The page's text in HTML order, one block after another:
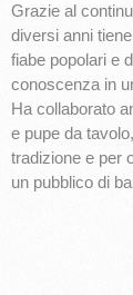
Grazie al
diversi anni
fiabe popolari e
conoscenza in
Ha collaborato
e pupe da
tradizione e per
un pubblico di